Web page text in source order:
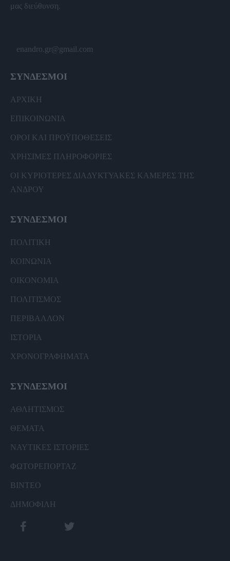
μας διεύθυνση.
enandro.gr@gmail.com
ΣΥΝΔΕΣΜΟΙ
ΑΡΧΙΚΗ
ΕΠΙΚΟΙΝΩΝΙΑ
ΟΡΟΙ ΚΑΙ ΠΡΟΫΠΟΘΕΣΕΙΣ
ΧΡΗΣΙΜΕΣ ΠΛΗΡΟΦΟΡΙΕΣ
ΟΙ ΚΥΡΙΟΤΕΡΕΣ ΔΙΑΔΥΚΤΥΑΚΕΣ ΚΑΜΕΡΕΣ ΤΗΣ
ΑΝΔΡΟΥ
ΣΥΝΔΕΣΜΟΙ
ΠΟΛΙΤΙΚΗ
ΚΟΙΝΩΝΙΑ
ΟΙΚΟΝΟΜΙΑ
ΠΟΛΙΤΙΣΜΟΣ
ΠΕΡΙΒΑΛΛΟΝ
ΙΣΤΟΡΙΑ
ΧΡΟΝΟΓΡΑΦΗΜΑΤΑ
ΣΥΝΔΕΣΜΟΙ
ΑΘΛΗΤΙΣΜΟΣ
ΘΕΜΑΤΑ
ΝΑΥΤΙΚΕΣ ΙΣΤΟΡΙΕΣ
ΦΩΤΟΡΕΠΟΡΤΑΖ
ΒΙΝΤΕΟ
ΔΗΜΟΦΙΛΗ